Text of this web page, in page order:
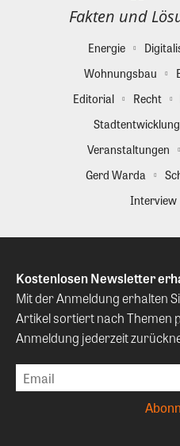
Fakten und
Energie
Wohnungsbau
Editorial
Recht
Stadtentwicklung
Veranstaltungen
Gerd Warda
Interview
Kostenlosen Newsletter
Mit der Anmeldung erhalten
Artikel sortiert nach Themen
Anmeldung jederzeit